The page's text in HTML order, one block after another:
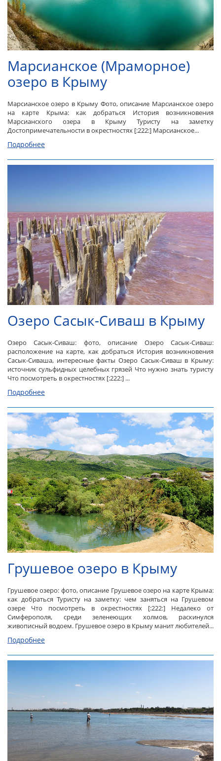
Марсианское (Мраморное)
озеро в Крыму
Марсианское озеро в Крыму Фото, описание Марсианское озеро
на карте Крыма: как добраться История возникновения
Марсианского озера в Крыму Туристу на заметку
Достопримечательности в окрестностях [:222:] Марсианское...
Подробнее
Озеро Сасык-Сиваш в Крыму
Озеро Сасык-Сиваш: фото, описание Озеро Сасык-Сиваш:
расположение на карте, как добраться История возникновения
Сасык-Сиваша, интересные факты Озеро Сасык-Сиваш в Крыму:
источник сульфидных целебных грязей Что нужно знать туристу
Что посмотреть в окрестностях [:222:] ...
Подробнее
Грушевое озеро в Крыму
Грушевое озеро: фото, описание Грушевое озеро на карте Крыма:
как добраться Туристу на заметку: чем заняться на Грушевом
озере Что посмотреть в окрестностях [:222:] Недалеко от
Симферополя, среди зеленеющих холмов, раскинулся
живописный водоем. Грушевое озеро в Крыму манит любителей...
Подробнее